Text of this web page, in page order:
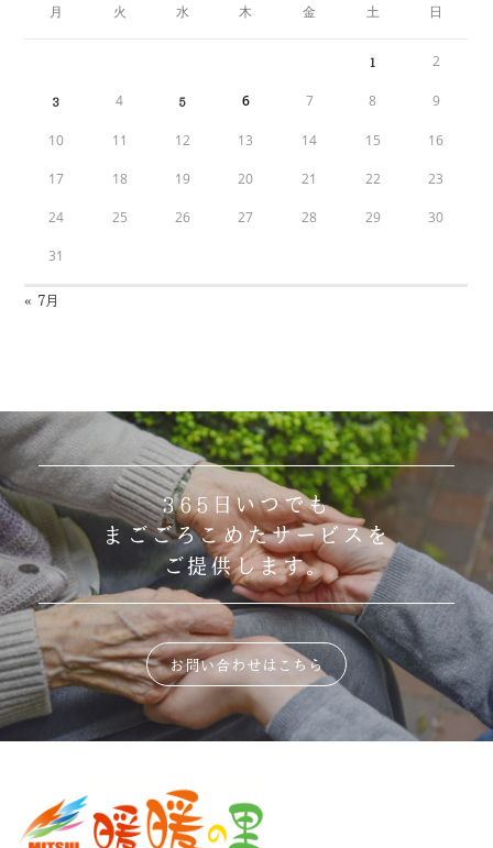
月 火 水 木 金 土 日
1 2
3 4 5 6 7 8 9
10 11 12 13 14 15 16
17 18 19 20 21 22 23
24 25 26 27 28 29 30
31
« 7月
365日いつでも
まごごろこめたサービスを
ご提供します。
お問い合わせはこちら